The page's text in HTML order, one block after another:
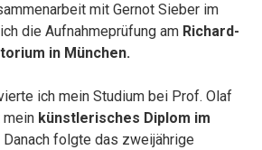
mit Gernot Sieber im
die Aufnahmeprüfung am Richard-
in München.
ich mein Studium bei Prof. Olaf
mein künstlerisches Diplom im
Danach folgte das zweijährige